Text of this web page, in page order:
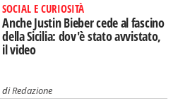
SOCIAL E CURIOSITÀ
Anche Justin Bieber cede al fascino
della Sicilia: dov'è stato avvistato,
il video
diRedazione